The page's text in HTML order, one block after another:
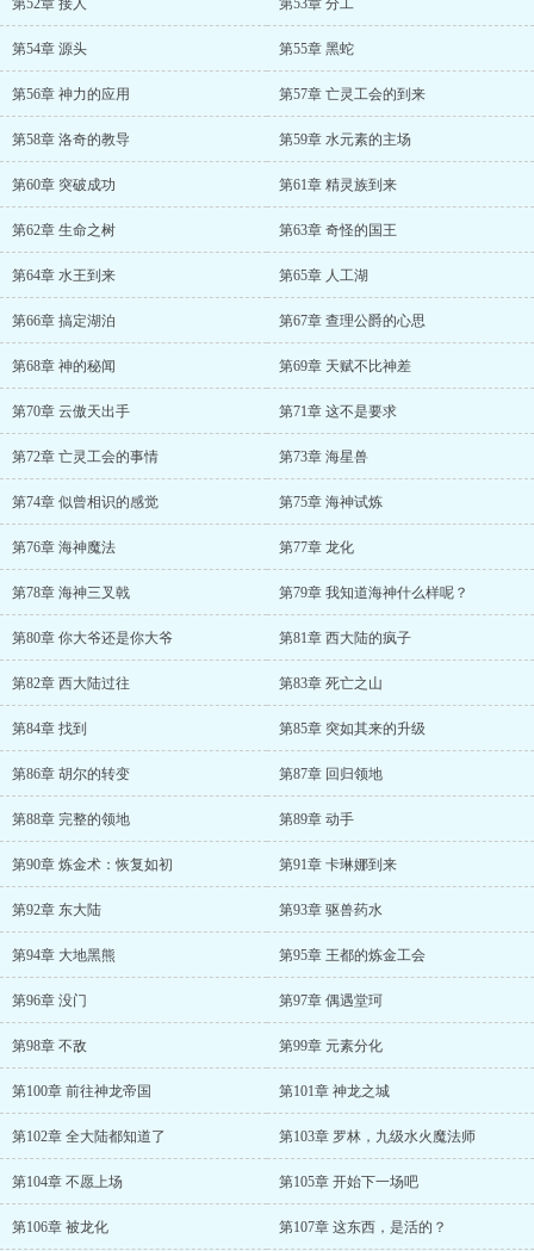
第52章 接人 第53章 分工
第54章 源头 第55章 黑蛇
第56章 神力的应用 第57章 亡灵工会的到来
第58章 洛奇的教导 第59章 水元素的主场
第60章 突破成功 第61章 精灵族到来
第62章 生命之树 第63章 奇怪的国王
第64章 水王到来 第65章 人工湖
第66章 搞定湖泊 第67章 查理公爵的心思
第68章 神的秘闻 第69章 天赋不比神差
第70章 云傲天出手 第71章 这不是要求
第72章 亡灵工会的事情 第73章 海星兽
第74章 似曾相识的感觉 第75章 海神试炼
第76章 海神魔法 第77章 龙化
第78章 海神三叉戟 第79章 我知道海神什么样呢？
第80章 你大爷还是你大爷 第81章 西大陆的疯子
第82章 西大陆过往 第83章 死亡之山
第84章 找到 第85章 突如其来的升级
第86章 胡尔的转变 第87章 回归领地
第88章 完整的领地 第89章 动手
第90章 炼金术：恢复如初 第91章 卡琳娜到来
第92章 东大陆 第93章 驱兽药水
第94章 大地黑熊 第95章 王都的炼金工会
第96章 没门 第97章 偶遇堂珂
第98章 不敌 第99章 元素分化
第100章 前往神龙帝国 第101章 神龙之城
第102章 全大陆都知道了 第103章 罗林，九级水火魔法师
第104章 不愿上场 第105章 开始下一场吧
第106章 被龙化 第107章 这东西，是活的？